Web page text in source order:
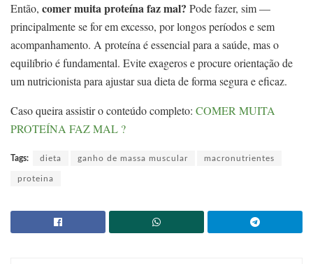
Então, comer muita proteína faz mal? Pode fazer, sim —
principalmente se for em excesso, por longos períodos e sem
acompanhamento. A proteína é essencial para a saúde, mas o
equilíbrio é fundamental. Evite exageros e procure orientação de
um nutricionista para ajustar sua dieta de forma segura e eficaz.
Caso queira assistir o conteúdo completo: COMER MUITA
PROTEÍNA FAZ MAL ?
Tags: dieta ganho de massa muscular macronutrientes
proteina